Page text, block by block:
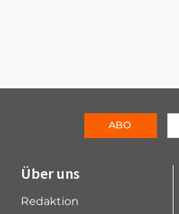
Über uns
Redaktion
ABO